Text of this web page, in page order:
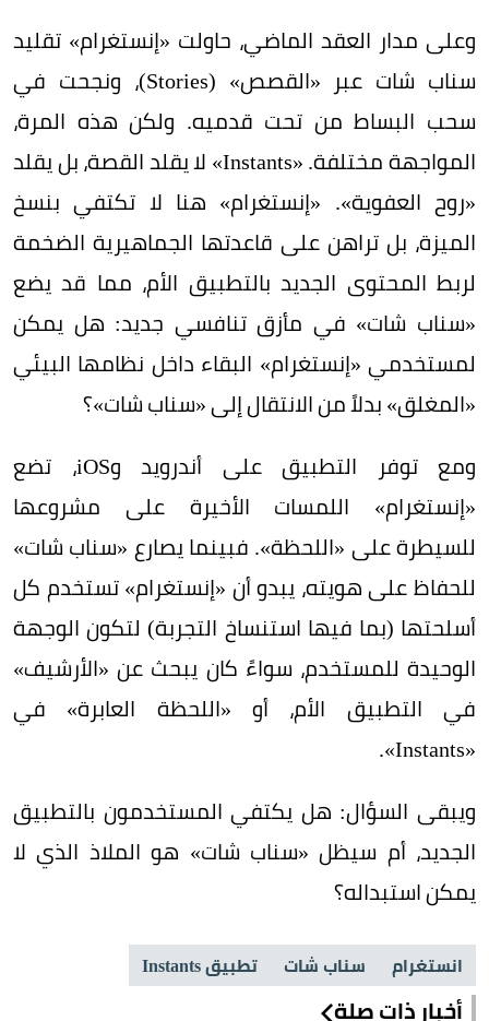
وعلى مدار العقد الماضي، حاولت «إنستغرام» تقليد
سناب شات عبر «القصص» (Stories)، ونجحت في
سحب البساط من تحت قدميه. ولكن هذه المرة،
المواجهة مختلفة. «Instants» لا يقلد القصة، بل يقلد
«روح العفوية». «إنستغرام» هنا لا تكتفي بنسخ
الميزة، بل تراهن على قاعدتها الجماهيرية الضخمة
لربط المحتوى الجديد بالتطبيق الأم، مما قد يضع
«سناب شات» في مأزق تنافسي جديد: هل يمكن
لمستخدمي «إنستغرام» البقاء داخل نظامها البيئي
«المغلق» بدلاً من الانتقال إلى «سناب شات»؟
ومع توفر التطبيق على أندرويد وiOS، تضع
«إنستغرام» اللمسات الأخيرة على مشروعها
للسيطرة على «اللحظة». فبينما يصارع «سناب شات»
للحفاظ على هويته، يبدو أن «إنستغرام» تستخدم كل
أسلحتها (بما فيها استنساخ التجربة) لتكون الوجهة
الوحيدة للمستخدم، سواءً كان يبحث عن «الأرشيف»
في التطبيق الأم، أو «اللحظة العابرة» في
«Instants».
ويبقى السؤال: هل يكتفي المستخدمون بالتطبيق
الجديد، أم سيظل «سناب شات» هو الملاذ الذي لا
يمكن استبداله؟
انستغرام سناب شات تطبيق Instants
أخبار ذات صلة